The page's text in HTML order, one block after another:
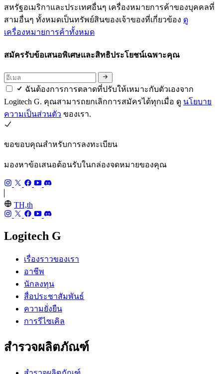
สหรัฐอเมริกาและประเทศอื่นๆ เครื่องหมายการค้าของบุคคลที่
สามอื่นๆ ทั้งหมดเป็นทรัพย์สินของเจ้าของที่เกี่ยวข้อง ดู
เครื่องหมายการค้าทั้งหมด
สมัครรับข้อเสนอพิเศษและสิทธิประโยชน์เฉพาะคุณ
ฉันต้องการการตลาดที่ปรับให้เหมาะกับตัวเองจาก
Logitech G. คุณสามารถยกเลิกการสมัครได้ทุกเมื่อ ดู นโยบาย
ความเป็นส่วนตัว ของเรา.
ขอขอบคุณสำหรับการลงทะเบียน
มองหาข้อเสนอต้อนรับในกล่องจดหมายของคุณ
TH,th
Logitech G
เรื่องราวของเรา
อาชีพ
นักลงทุน
สื่อประชาสัมพันธ์
ความยั่งยืน
การรีไซเคิล
สำรวจผลิตภัณฑ์